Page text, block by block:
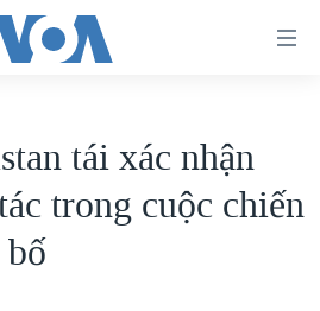
tái xác nhận
trong cuộc chiến